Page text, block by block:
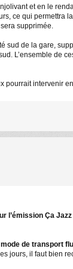
et en le
ce qui permettra
supprimée.
sud de la gare,
L’ensemble de
pourrait intervenir
l’émission Ça
de transport
jours, il faut bien